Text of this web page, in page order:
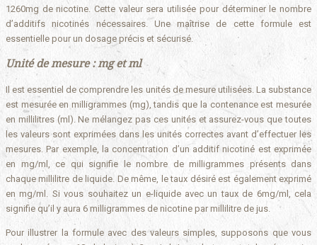
1260mg de nicotine. Cette valeur sera utilisée pour déterminer le nombre
d’additifs nicotinés nécessaires. Une maîtrise de cette formule est
essentielle pour un dosage précis et sécurisé.
Unité de mesure : mg et ml
Il est essentiel de comprendre les unités de mesure utilisées. La substance
est mesurée en milligrammes (mg), tandis que la contenance est mesurée
en millilitres (ml). Ne mélangez pas ces unités et assurez-vous que toutes
les valeurs sont exprimées dans les unités correctes avant d’effectuer les
mesures. Par exemple, la concentration d’un additif nicotiné est exprimée
en mg/ml, ce qui signifie le nombre de milligrammes présents dans
chaque millilitre de liquide. De même, le taux désiré est également exprimé
en mg/ml. Si vous souhaitez un e-liquide avec un taux de 6mg/ml, cela
signifie qu’il y aura 6 milligrammes de nicotine par millilitre de jus.
Pour illustrer la formule avec des valeurs simples, supposons que vous